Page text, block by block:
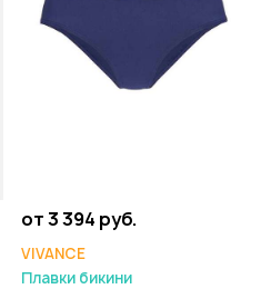
от 3 394 руб.
VIVANCE
Плавки бикини